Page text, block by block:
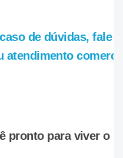
de dúvidas, fale
atendimento
pronto para viver o